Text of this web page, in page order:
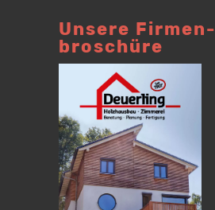
Unsere Firmen­
broschüre